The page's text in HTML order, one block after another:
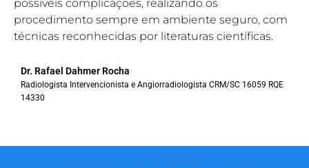
possíveis complicações, realizando os
procedimento sempre em ambiente seguro, com
técnicas reconhecidas por literaturas científicas.
Dr. Rafael Dahmer Rocha
Radiologista Intervencionista e Angiorradiologista CRM/SC 16059 RQE
14330